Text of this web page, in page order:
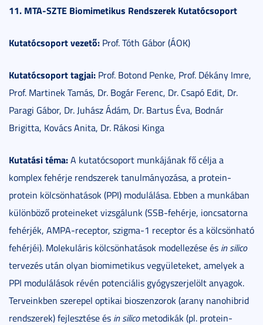
11. MTA-SZTE Biomimetikus Rendszerek Kutatócsoport
Kutatócsoport vezető: Prof. Tóth Gábor (ÁOK)
Kutatócsoport tagjai: Prof. Botond Penke, Prof. Dékány Imre,
Prof. Martinek Tamás, Dr. Bogár Ferenc, Dr. Csapó Edit, Dr.
Paragi Gábor, Dr. Juhász Ádám, Dr. Bartus Éva, Bodnár
Brigitta, Kovács Anita, Dr. Rákosi Kinga
Kutatási téma:A kutatócsoport munkájának fő célja a
komplex fehérje rendszerek tanulmányozása, a protein-
protein kölcsönhatások (PPI) modulálása. Ebben a munkában
különböző proteineket vizsgálunk (SSB-fehérje, ioncsatorna
fehérjék, AMPA-receptor, szigma-1 receptor és a kölcsönható
fehérjéi). Molekuláris kölcsönhatások modellezése és in silico
tervezés után olyan biomimetikus vegyületeket, amelyek a
PPI modulálások révén potenciális gyógyszerjelölt anyagok.
Terveinkben szerepel optikai bioszenzorok (arany nanohibrid
rendszerek) fejlesztése és in silicometodikák (pl. protein-